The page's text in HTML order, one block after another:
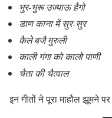
भुर-भुरू उज्याऊ हैगो
डाण काना में सुर-सुर
कैले बजै मुरुली
काली गंगा को कालो पाणी
चैता की चैत्वाल
इन गीतों ने पूरा माहौल झूमने